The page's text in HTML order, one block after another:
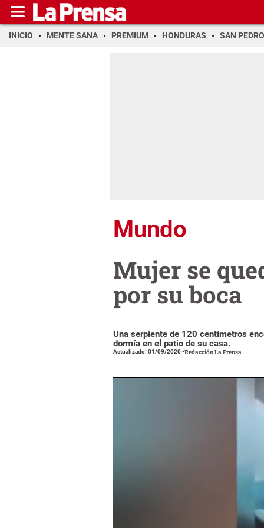
INICIO MENTE SANA PREMIUM HONDURAS SAN PEDRO
Mundo
Mujer se
por su boca
Una serpiente de 120 centímetros
dormía en el patio de su casa.
Actualizado: 01/09/2020-Redacción La Prensa